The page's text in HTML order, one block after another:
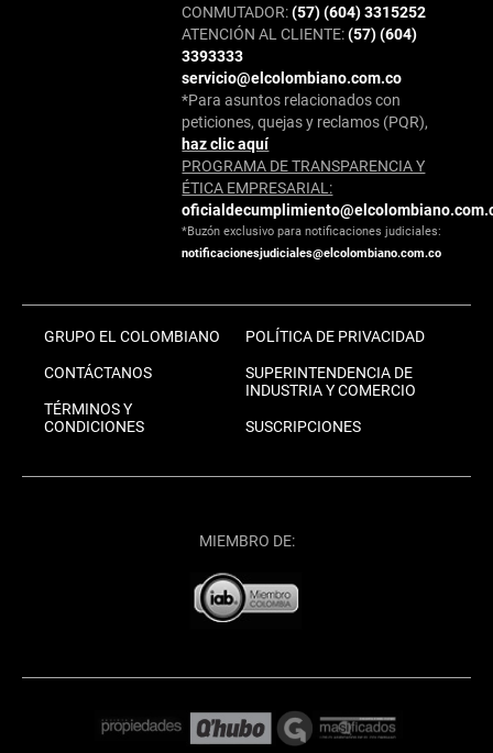
CONMUTADOR:(57) (604) 3315252
ATENCIÓN AL CLIENTE:(57) (604)
3393333
servicio@elcolombiano.com.co
*Para asuntos relacionados con
peticiones, quejas y reclamos (PQR),
haz clic aquí
PROGRAMA DE TRANSPARENCIA Y
ÉTICA EMPRESARIAL:
*Buzón exclusivo para notificaciones judiciales:
notificacionesjudiciales@elcolombiano.com.co
GRUPO EL COLOMBIANO
CONTÁCTANOS
TÉRMINOS Y
CONDICIONES
POLÍTICA DE PRIVACIDAD
SUPERINTENDENCIA DE
INDUSTRIA Y COMERCIO
SUSCRIPCIONES
MIEMBRO DE: